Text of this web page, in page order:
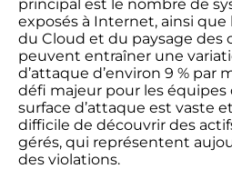
principal est le nombre de
exposés à Internet, ainsi
du Cloud et du paysage des
peuvent entraîner une
d’attaque d’environ 9 % par
défi majeur pour les équipes
surface d’attaque est vaste
difficile de découvrir des
gérés, qui représentent
des violations.